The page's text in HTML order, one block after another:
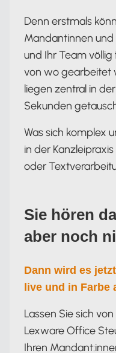
Denn erstmals
Mandantinnen
und Ihr Team
von wo gearbeitet
liegen zentral in
Sekunden
Was sich komplex
in der
oder
Sie hören
aber noch
Dann wird es
live und in Farbe
Lassen Sie sich
Lexware Office
Ihren